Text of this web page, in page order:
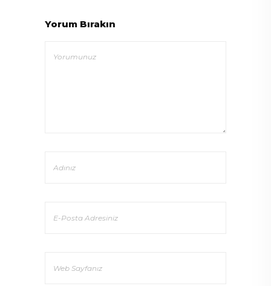
Yorum Bırakın